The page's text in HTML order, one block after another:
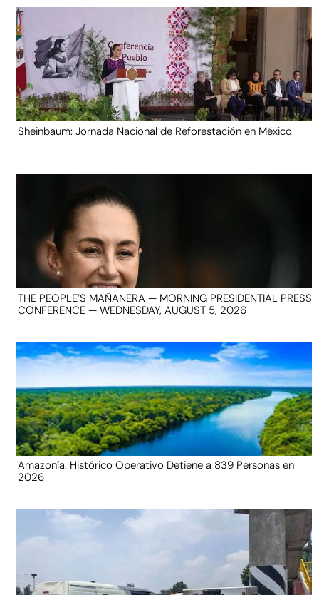
Sheinbaum: Jornada Nacional de Reforestación en México
THE PEOPLE’S MAÑANERA — MORNING PRESIDENTIAL PRESS
CONFERENCE — WEDNESDAY, AUGUST 5, 2026
Amazonía: Histórico Operativo Detiene a 839 Personas en
2026